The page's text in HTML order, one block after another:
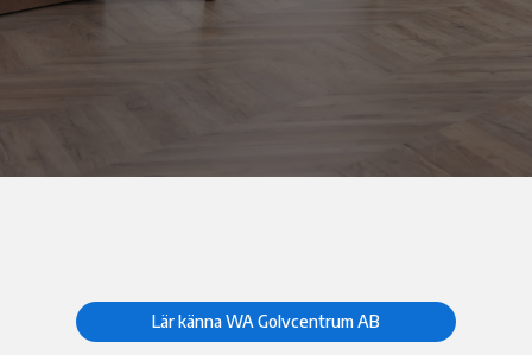
Lär känna WA Golvcentrum AB